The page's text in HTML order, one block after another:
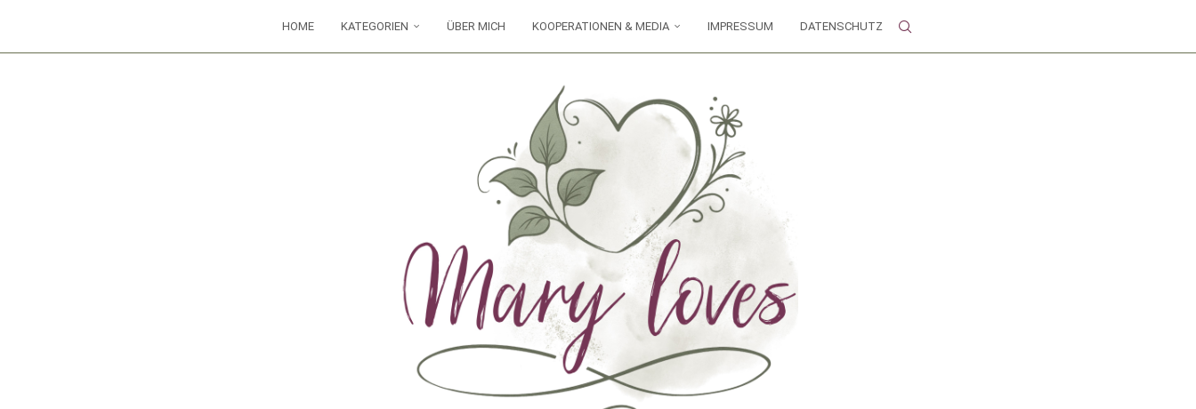
HOME KATEGORIEN ÜBER MICH KOOPERATIONEN & MEDIA IMPRESSUM DATENSCHUTZ